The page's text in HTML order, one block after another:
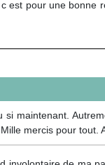
est pour une bonne
maintenant.
mercis pour tout.